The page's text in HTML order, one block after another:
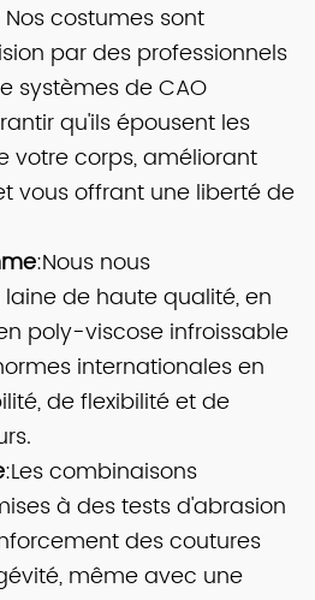
Nos costumes sont
par des professionnels
systèmes de CAO
qu'ils épousent les
votre corps, améliorant
vous offrant une liberté de
:Nous nous
de haute qualité, en
poly-viscose infroissable
internationales en
de flexibilité et de
:Les combinaisons
à des tests d'abrasion
des coutures
même avec une